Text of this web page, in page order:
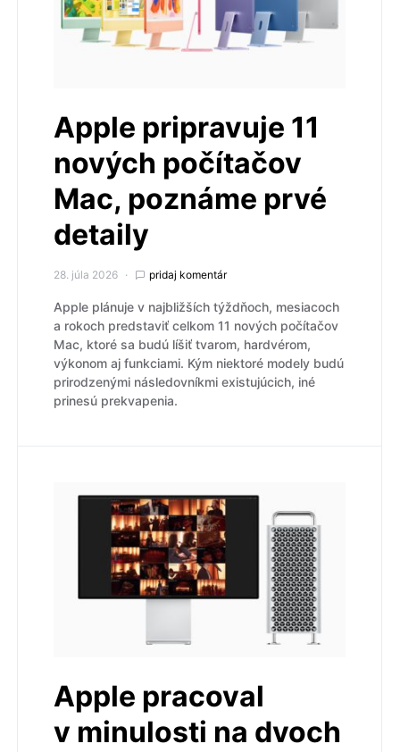
Apple pripravuje 11
nových počítačov
Mac, poznáme prvé
detaily
28. júla 2026 pridaj komentár
Apple plánuje v najbližších týždňoch, mesiacoch
a rokoch predstaviť celkom 11 nových počítačov
Mac, ktoré sa budú líšiť tvarom, hardvérom,
výkonom aj funkciami. Kým niektoré modely budú
prirodzenými následovníkmi existujúcich, iné
prinesú prekvapenia.
Apple pracoval
v minulosti na dvoch